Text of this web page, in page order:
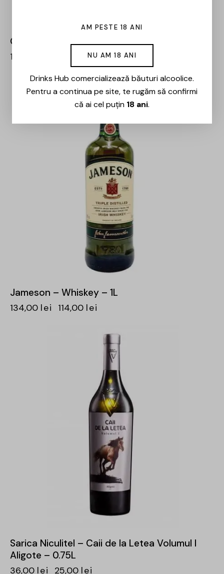
Grand Empereur – VSOP Brandy – 0.7L
100,00 lei
-15%
Jameson – Whiskey – 1L
134,00 lei 114,00 lei
Sarica Niculitel – Caii de la Letea Volumul I
Aligote – 0.75L
36,00 lei 25,00 lei
AM PESTE 18 ANI
NU AM 18 ANI
Drinks Hub comercializează băuturi alcoolice.
Pentru a continua pe site, te rugăm să confirmi
că ai cel puțin 18 ani.